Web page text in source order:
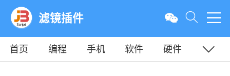
滤镜插件
首页 编程 手机 软件
硬件